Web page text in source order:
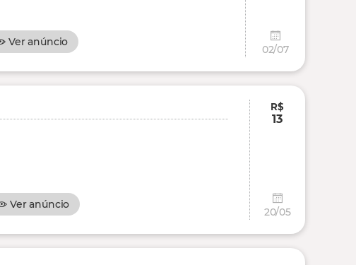
Ver anúncio
02/07
Ver anúncio
R$
13
20/05